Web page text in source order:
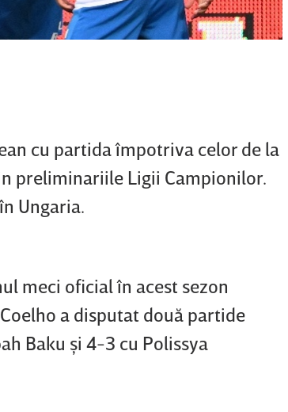
cu partida împotriva celor de la
preliminariile Ligii Campionilor.
Ungaria.
meci oficial în acest sezon
a disputat două partide
Baku şi 4-3 cu Polissya